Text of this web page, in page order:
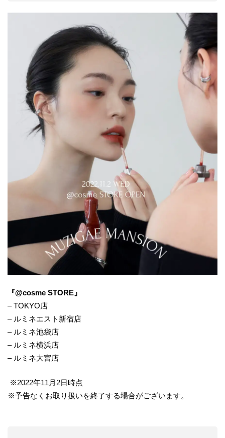
『@cosme STORE』
– TOKYO店
– ルミネエスト新宿店
– ルミネ池袋店
– ルミネ横浜店
– ルミネ大宮店
※2022年11月2日時点
※予告なくお取り扱いを終了する場合がございます。